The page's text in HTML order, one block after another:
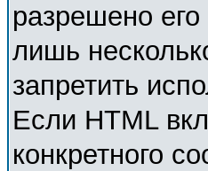
разрешено его
лишь
запретить
Если HTML
конкретного